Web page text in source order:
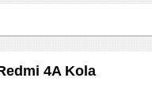
4A Kola